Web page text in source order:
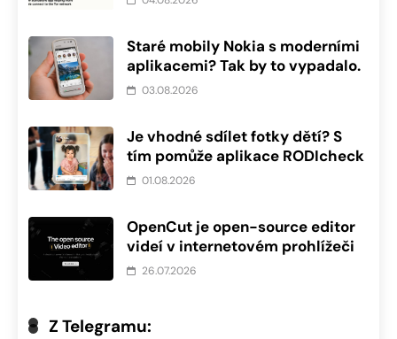
Staré mobily Nokia s moderními
aplikacemi? Tak by to vypadalo.
03.08.2026
Je vhodné sdílet fotky dětí? S
tím pomůže aplikace RODIcheck
01.08.2026
OpenCut je open-source editor
videí v internetovém prohlížeči
26.07.2026
Z Telegramu: